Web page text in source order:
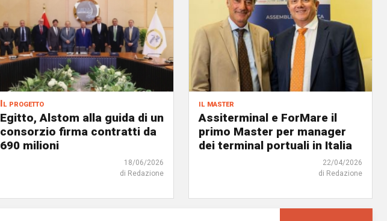
Il progetto
Egitto, Alstom alla guida di un
consorzio firma contratti da
690 milioni
18/06/2026
di Redazione
il master
Assiterminal e ForMare il
primo Master per manager
dei terminal portuali in Italia
22/04/2026
di Redazione